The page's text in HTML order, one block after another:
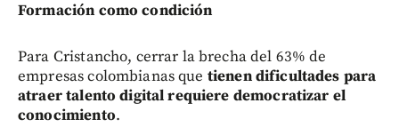
Formación como condición
Para Cristancho, cerrar la brecha del 63% de
empresas colombianas que tienen dificultades para
atraer talento digital requiere democratizar el
conocimiento.